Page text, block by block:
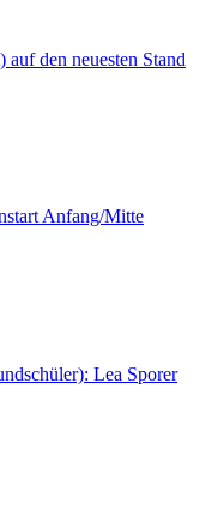
den neuesten Stand
Anfang/Mitte
Lea Sporer